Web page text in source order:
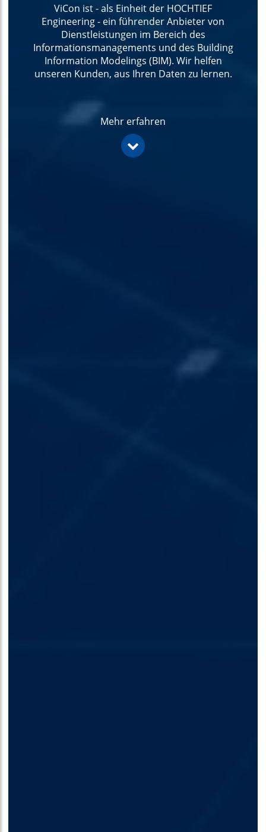
ViCon ist - als Einheit der HOCHTIEF
Engineering - ein führender Anbieter von
Dienstleistungen im Bereich des
Informationsmanagements und des Building
Information Modelings (BIM). Wir helfen
unseren Kunden, aus Ihren Daten zu lernen.
Mehr erfahren